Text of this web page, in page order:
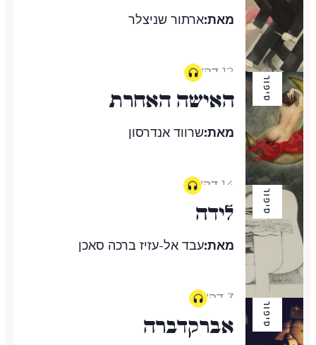
מאת:ארתור שניצלר
12 דק'
סיפור האישה האחרת
מאת:שרווד אנדרסון
14 דק'
סיפור לידה
מאת:עבד אל-עזיז ברכה סאכן
3 דק'
סיפור אברקדברה